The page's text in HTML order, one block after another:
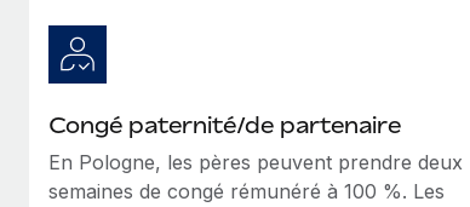
Congé paternité/de partenaire
En Pologne, les pères peuvent prendre deux
semaines de congé rémunéré à 100 %. Les